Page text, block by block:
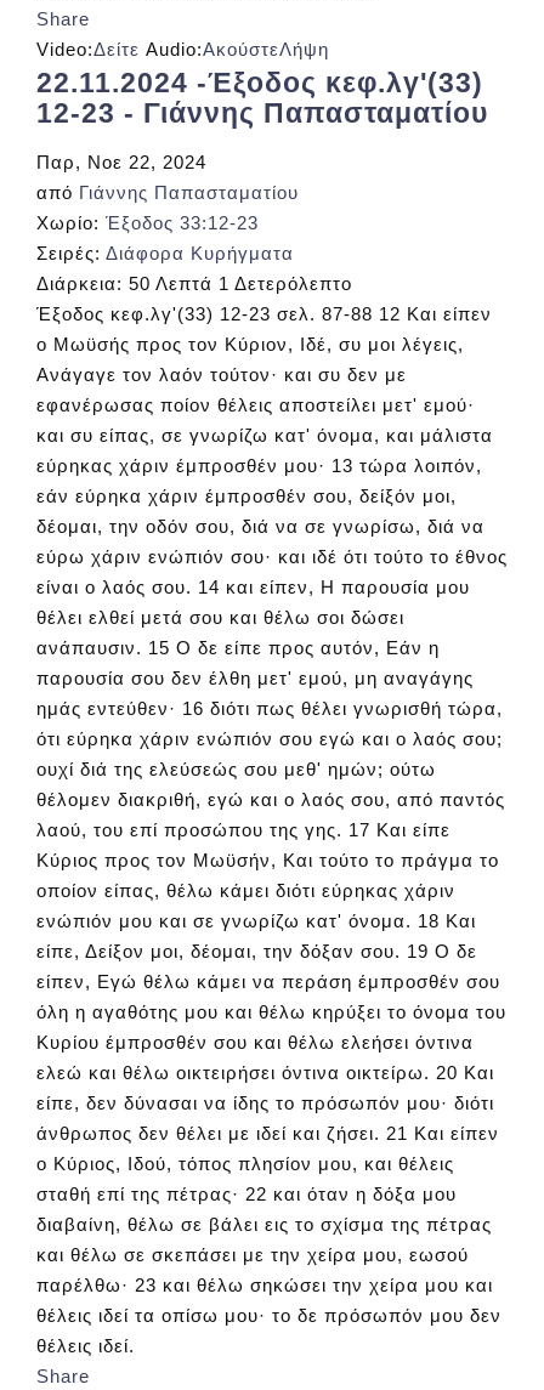
Share
Video:Δείτε Audio:ΑκούστεΛήψη
22.11.2024 -Έξοδος κεφ.λγ'(33)
12-23 - Γιάννης Παπασταματίου
Παρ, Νοε 22, 2024
από Γιάννης Παπασταματίου
Χωρίο: Έξοδος 33:12-23
Σειρές: Διάφορα Κυρήγματα
Διάρκεια: 50 Λεπτά 1 Δετερόλεπτο
Έξοδος κεφ.λγ'(33) 12-23 σελ. 87-88 12 Και είπεν
ο Μωϋσής προς τον Κύριον, Ιδέ, συ μοι λέγεις,
Ανάγαγε τον λαόν τούτον· και συ δεν με
εφανέρωσας ποίον θέλεις αποστείλει μετ' εμού·
και συ είπας, σε γνωρίζω κατ' όνομα, και μάλιστα
εύρηκας χάριν έμπροσθέν μου· 13 τώρα λοιπόν,
εάν εύρηκα χάριν έμπροσθέν σου, δείξόν μοι,
δέομαι, την οδόν σου, διά να σε γνωρίσω, διά να
εύρω χάριν ενώπιόν σου· και ιδέ ότι τούτο το έθνος
είναι ο λαός σου. 14 και είπεν, Η παρουσία μου
θέλει ελθεί μετά σου και θέλω σοι δώσει
ανάπαυσιν. 15 Ο δε είπε προς αυτόν, Εάν η
παρουσία σου δεν έλθη μετ' εμού, μη αναγάγης
ημάς εντεύθεν· 16 διότι πως θέλει γνωρισθή τώρα,
ότι εύρηκα χάριν ενώπιόν σου εγώ και ο λαός σου;
ουχί διά της ελεύσεώς σου μεθ' ημών; ούτω
θέλομεν διακριθή, εγώ και ο λαός σου, από παντός
λαού, του επί προσώπου της γης. 17 Και είπε
Κύριος προς τον Μωϋσήν, Και τούτο το πράγμα το
οποίον είπας, θέλω κάμει διότι εύρηκας χάριν
ενώπιόν μου και σε γνωρίζω κατ' όνομα. 18 Και
είπε, Δείξον μοι, δέομαι, την δόξαν σου. 19 Ο δε
είπεν, Εγώ θέλω κάμει να περάση έμπροσθέν σου
όλη η αγαθότης μου και θέλω κηρύξει το όνομα του
Κυρίου έμπροσθέν σου και θέλω ελεήσει όντινα
ελεώ και θέλω οικτειρήσει όντινα οικτείρω. 20 Και
είπε, δεν δύνασαι να ίδης το πρόσωπόν μου· διότι
άνθρωπος δεν θέλει με ιδεί και ζήσει. 21 Και είπεν
ο Κύριος, Ιδού, τόπος πλησίον μου, και θέλεις
σταθή επί της πέτρας· 22 και όταν η δόξα μου
διαβαίνη, θέλω σε βάλει εις το σχίσμα της πέτρας
και θέλω σε σκεπάσει με την χείρα μου, εωσού
παρέλθω· 23 και θέλω σηκώσει την χείρα μου και
θέλεις ιδεί τα οπίσω μου· το δε πρόσωπόν μου δεν
θέλεις ιδεί.
Share